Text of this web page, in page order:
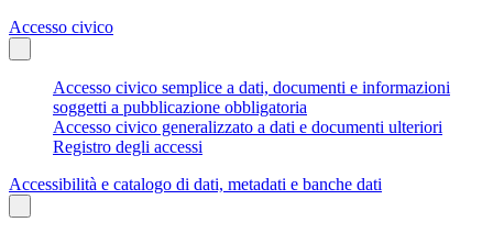
Accesso civico
Accesso civico semplice a dati, documenti e informazioni
soggetti a pubblicazione obbligatoria
Accesso civico generalizzato a dati e documenti ulteriori
Registro degli accessi
Accessibilità e catalogo di dati, metadati e banche dati